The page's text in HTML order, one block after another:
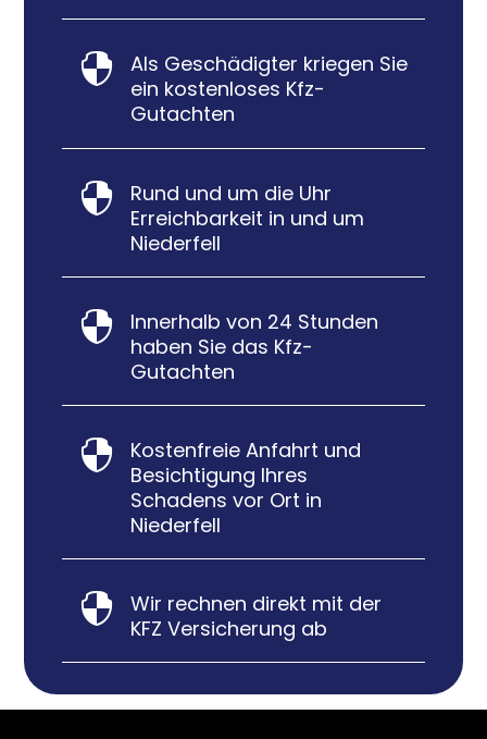

Als Geschädigter kriegen Sie
ein kostenloses Kfz-
Gutachten

Rund und um die Uhr
Erreichbarkeit in und um
Niederfell

Innerhalb von 24 Stunden
haben Sie das Kfz-
Gutachten

Kostenfreie Anfahrt und
Besichtigung Ihres
Schadens vor Ort in
Niederfell

Wir rechnen direkt mit der
KFZ Versicherung ab